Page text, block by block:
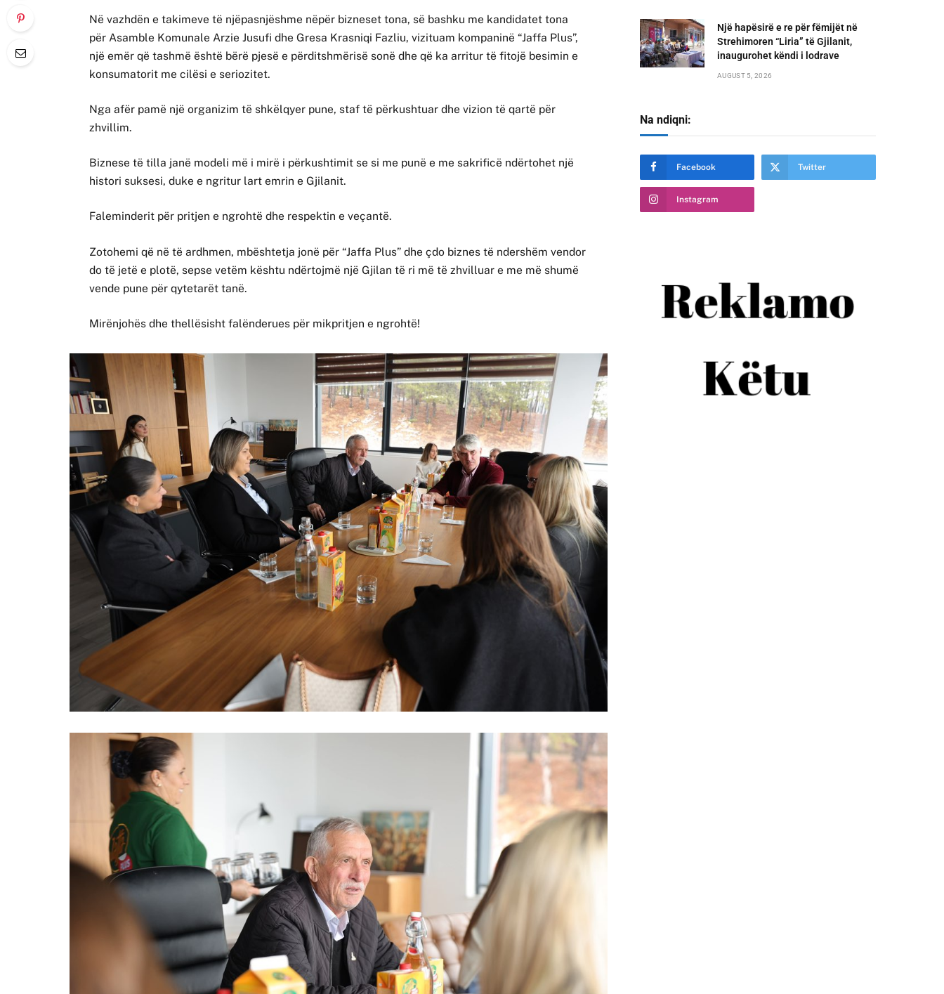
Në vazhdën e takimeve të njëpasnjëshme nëpër bizneset tona, së bashku me kandidatet tona
për Asamble Komunale Arzie Jusufi dhe Gresa Krasniqi Fazliu, vizituam kompaninë “Jaffa Plus”,
një emër që tashmë është bërë pjesë e përditshmërisë sonë dhe që ka arritur të fitojë besimin e
konsumatorit me cilësi e seriozitet.
Nga afër pamë një organizim të shkëlqyer pune, staf të përkushtuar dhe vizion të qartë për
zhvillim.
Biznese të tilla janë modeli më i mirë i përkushtimit se si me punë e me sakrificë ndërtohet një
histori suksesi, duke e ngritur lart emrin e Gjilanit.
Faleminderit për pritjen e ngrohtë dhe respektin e veçantë.
Zotohemi që në të ardhmen, mbështetja jonë për “Jaffa Plus” dhe çdo biznes të ndershëm vendor
do të jetë e plotë, sepse vetëm kështu ndërtojmë një Gjilan të ri më të zhvilluar e me më shumë
vende pune për qytetarët tanë.
Mirënjohës dhe thellësisht falënderues për mikpritjen e ngrohtë!
Një hapësirë e re për fëmijët në
Strehimoren “Liria” të Gjilanit,
inaugurohet këndi i lodrave
AUGUST 5, 2026
Na ndiqni:
Facebook Twitter
Instagram